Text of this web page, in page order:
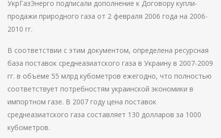
УкрГазЭнерго подписали дополнение к Договору купли-
продажи природного газа от 2 февраля 2006 года на 2006-
2010 гг.
В соответствии с этим документом, определена ресурсная
база поставок среднеазиатского газа в Украину в 2007-2009
гг. в объеме 55 млрд кубометров ежегодно, что полностью
соответствует потребностям украинской экономики в
импортном газе. В 2007 году цена поставок
среднеазиатского газа составляет 130 долларов за 1000
кубометров.